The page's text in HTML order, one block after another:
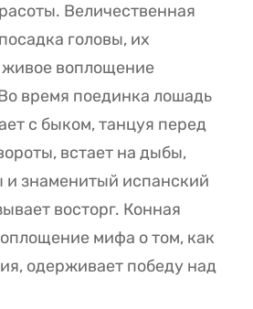
Величественная
головы, их
живое воплощение
время поединка лошадь
с быком, танцуя перед
встает на дыбы,
и знаменитый испанский
восторг. Конная
мифа о том, как
одерживает победу над